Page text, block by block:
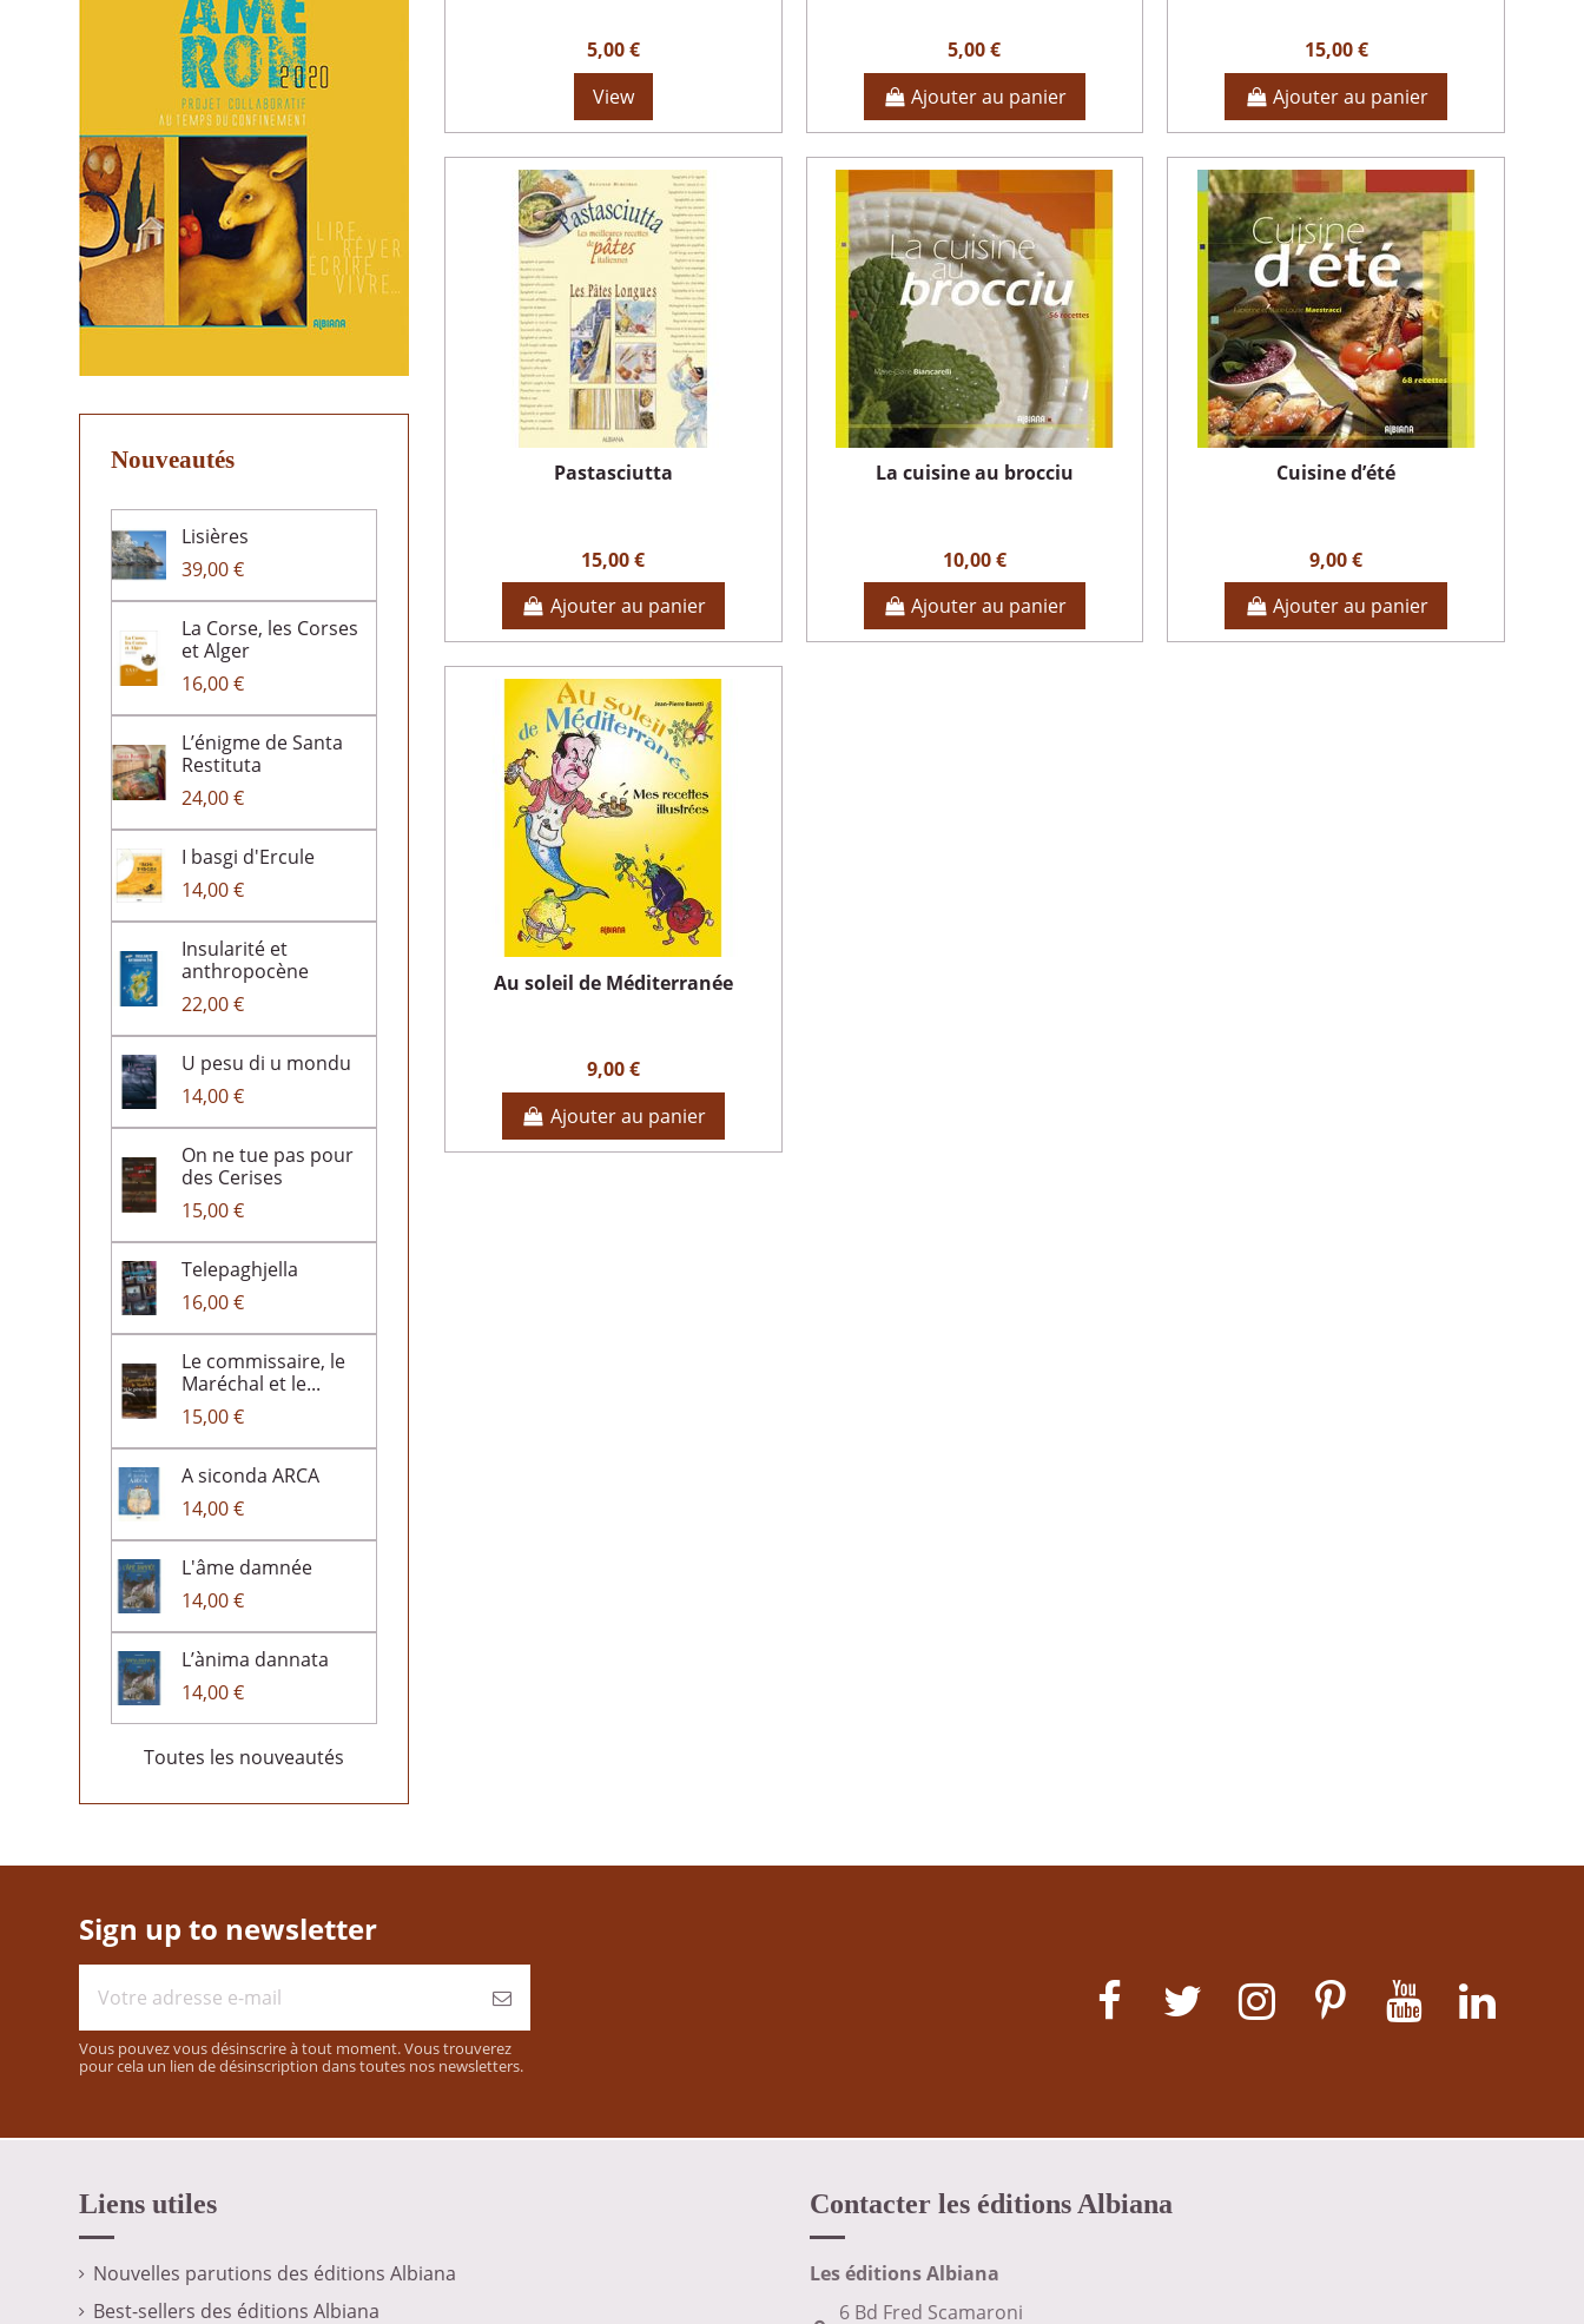
5,00 €
View
5,00 €
Ajouter au panier
15,00 €
Ajouter au panier
Pastasciutta
15,00 €
Ajouter au panier
La cuisine au brocciu
10,00 €
Ajouter au panier
Cuisine d’été
9,00 €
Ajouter au panier
Au soleil de Méditerranée
9,00 €
Ajouter au panier
Nouveautés
Lisières
39,00 €
La Corse, les Corses
et Alger
16,00 €
L’énigme de Santa
Restituta
24,00 €
I basgi d'Ercule
14,00 €
Insularité et
anthropocène
22,00 €
U pesu di u mondu
14,00 €
On ne tue pas pour
des Cerises
15,00 €
Telepaghjella
16,00 €
Le commissaire, le
Maréchal et le...
15,00 €
A siconda ARCA
14,00 €
L'âme damnée
14,00 €
L’ànima dannata
14,00 €
Toutes les nouveautés
Sign up to newsletter
Vous pouvez vous désinscrire à tout moment. Vous trouverez
pour cela un lien de désinscription dans toutes nos newsletters.
Liens utiles
Nouvelles parutions des éditions Albiana
Best-sellers des éditions Albiana
Contacter les éditions Albiana
Les éditions Albiana
6 Bd Fred Scamaroni